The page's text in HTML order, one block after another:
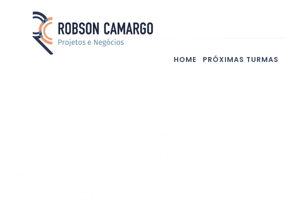
HOME PRÓXIMAS TURMAS